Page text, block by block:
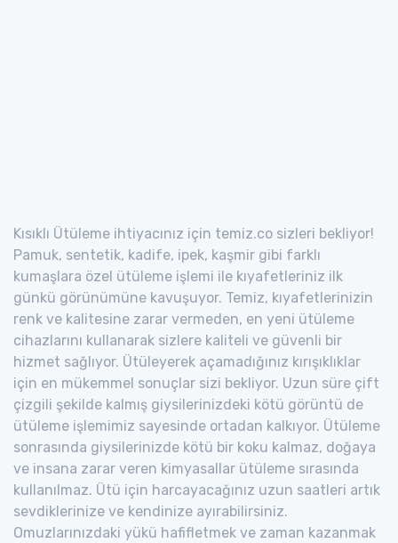
Kısıklı Ütüleme ihtiyacınız için temiz.co sizleri bekliyor!
Pamuk, sentetik, kadife, ipek, kaşmir gibi farklı
kumaşlara özel ütüleme işlemi ile kıyafetleriniz ilk
günkü görünümüne kavuşuyor. Temiz, kıyafetlerinizin
renk ve kalitesine zarar vermeden, en yeni ütüleme
cihazlarını kullanarak sizlere kaliteli ve güvenli bir
hizmet sağlıyor. Ütüleyerek açamadığınız kırışıklıklar
için en mükemmel sonuçlar sizi bekliyor. Uzun süre çift
çizgili şekilde kalmış giysilerinizdeki kötü görüntü de
ütüleme işlemimiz sayesinde ortadan kalkıyor. Ütüleme
sonrasında giysilerinizde kötü bir koku kalmaz, doğaya
ve insana zarar veren kimyasallar ütüleme sırasında
kullanılmaz. Ütü için harcayacağınız uzun saatleri artık
sevdiklerinize ve kendinize ayırabilirsiniz.
Omuzlarınızdaki yükü hafifletmek ve zaman kazanmak